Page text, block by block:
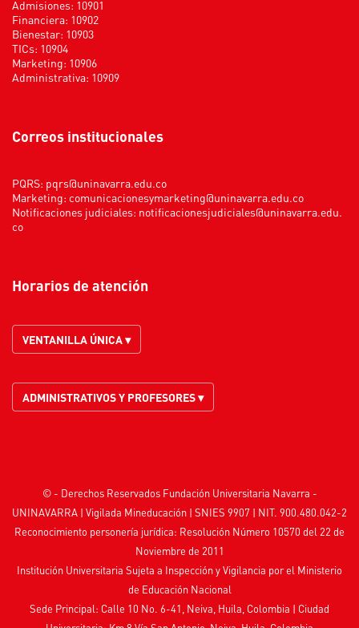
Admisiones: 10901
Financiera: 10902
Bienestar: 10903
TICs: 10904
Marketing: 10906
Administrativa: 10909
Correos institucionales
PQRS: pqrs@uninavarra.edu.co
Marketing: comunicacionesymarketing@uninavarra.edu.co
Notificaciones judiciales: notificacionesjudiciales@uninavarra.edu.
co
Horarios de atención
VENTANILLA ÚNICA ▾
ADMINISTRATIVOS Y PROFESORES ▾
© - Derechos Reservados Fundación Universitaria Navarra -
UNINAVARRA | Vigilada Mineducación | SNIES 9907 | NIT. 900.480.042-2
Reconocimiento personería jurídica: Resolución Número 10570 del 22 de
Noviembre de 2011
Institución Universitaria Sujeta a Inspección y Vigilancia por el Ministerio
de Educación Nacional
Sede Principal: Calle 10 No. 6-41, Neiva, Huila, Colombia | Ciudad